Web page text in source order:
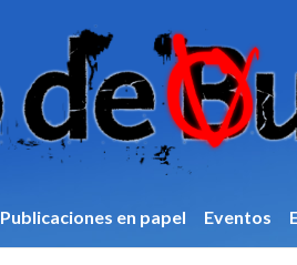
Publicaciones en papel Eventos